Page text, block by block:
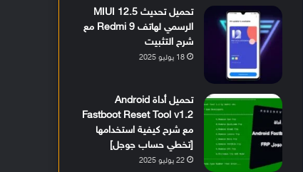
تحميل تحديث MIUI 12.5
الرسمي لهاتف Redmi 9 مع
شرح التثبيت
18 يوليو 2025
تحميل أداة Android
Fastboot Reset Tool v1.2
مع شرح كيفية استخدامها
[تخطي حساب جوجل]
22 يوليو 2025